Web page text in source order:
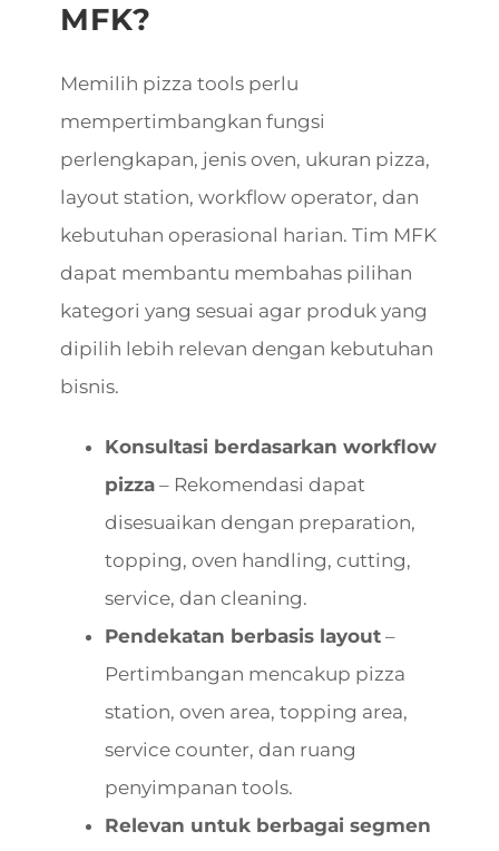
MFK?
Memilih pizza tools perlu
mempertimbangkan fungsi
perlengkapan, jenis oven, ukuran pizza,
layout station, workflow operator, dan
kebutuhan operasional harian. Tim MFK
dapat membantu membahas pilihan
kategori yang sesuai agar produk yang
dipilih lebih relevan dengan kebutuhan
bisnis.
Konsultasi berdasarkan workflow
pizza – Rekomendasi dapat
disesuaikan dengan preparation,
topping, oven handling, cutting,
service, dan cleaning.
Pendekatan berbasis layout –
Pertimbangan mencakup pizza
station, oven area, topping area,
service counter, dan ruang
penyimpanan tools.
Relevan untuk berbagai segmen